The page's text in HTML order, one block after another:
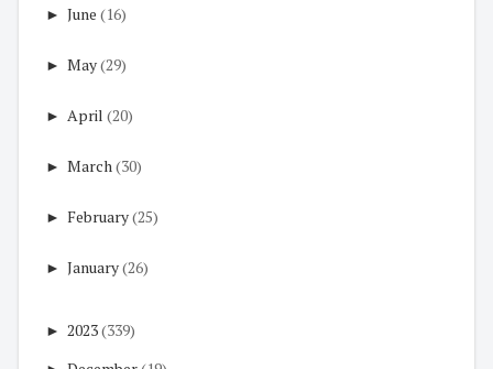
► June (16)
► May(29)
► April (20)
► March(30)
► February(25)
► January(26)
► 2023(339)